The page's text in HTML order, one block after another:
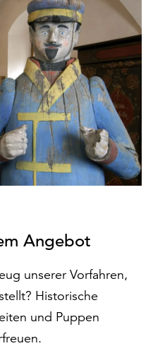
Angebot
unserer Vorfahren,
Historische
und Puppen